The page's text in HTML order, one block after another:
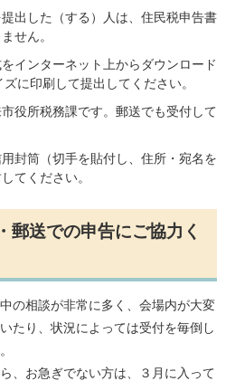
出した（する）人は、住民税申告書
せん。
インターネット上からダウンロード
に印刷して提出してください。
役所税務課です。郵送でも受付して
封筒（切手を貼付し、住所・宛名を
てください。
郵送での申告にご協力く
の相談が非常に多く、会場内が大変
たり、状況によっては受付を毎倒し
、お急ぎでない方は、３月に入って